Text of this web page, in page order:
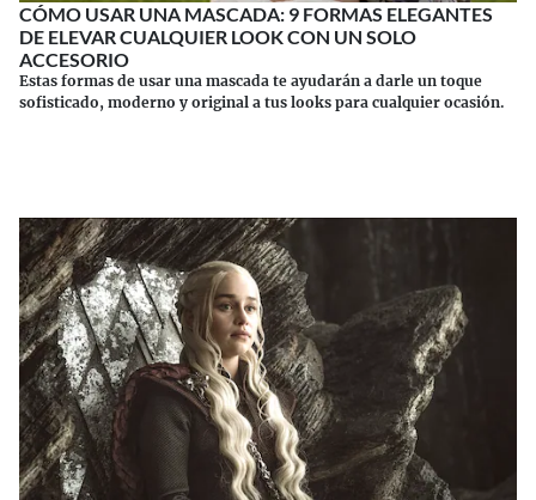
CÓMO USAR UNA MASCADA: 9 FORMAS ELEGANTES
DE ELEVAR CUALQUIER LOOK CON UN SOLO
ACCESORIO
Estas formas de usar una mascada te ayudarán a darle un toque
sofisticado, moderno y original a tus looks para cualquier ocasión.